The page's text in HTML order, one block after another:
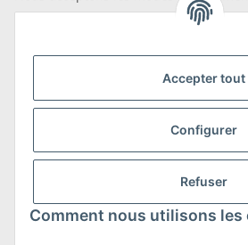
Accepter tout
Configurer
Refuser
Comment nous utilisons les
Nous sommes membres de
Transport et retours